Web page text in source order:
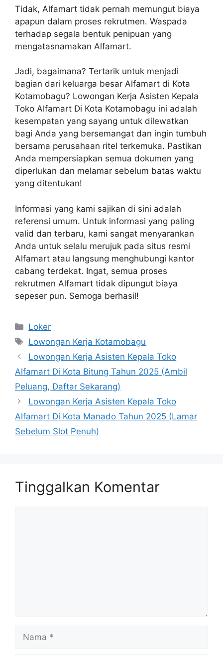
Tidak, Alfamart tidak pernah memungut biaya
apapun dalam proses rekrutmen. Waspada
terhadap segala bentuk penipuan yang
mengatasnamakan Alfamart.
Jadi, bagaimana? Tertarik untuk menjadi
bagian dari keluarga besar Alfamart di Kota
Kotamobagu? Lowongan Kerja Asisten Kepala
Toko Alfamart Di Kota Kotamobagu ini adalah
kesempatan yang sayang untuk dilewatkan
bagi Anda yang bersemangat dan ingin tumbuh
bersama perusahaan ritel terkemuka. Pastikan
Anda mempersiapkan semua dokumen yang
diperlukan dan melamar sebelum batas waktu
yang ditentukan!
Informasi yang kami sajikan di sini adalah
referensi umum. Untuk informasi yang paling
valid dan terbaru, kami sangat menyarankan
Anda untuk selalu merujuk pada situs resmi
Alfamart atau langsung menghubungi kantor
cabang terdekat. Ingat, semua proses
rekrutmen Alfamart tidak dipungut biaya
sepeser pun. Semoga berhasil!
Kategori
Loker
Tag
Lowongan Kerja Kotamobagu
Lowongan Kerja Asisten Kepala Toko
Alfamart Di Kota Bitung Tahun 2025 (Ambil
Peluang, Daftar Sekarang)
Lowongan Kerja Asisten Kepala Toko
Alfamart Di Kota Manado Tahun 2025 (Lamar
Sebelum Slot Penuh)
Tinggalkan Komentar